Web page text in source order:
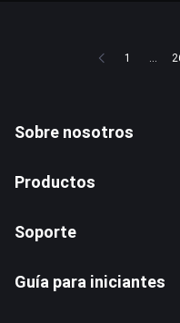
1 ...
Sobre nosotros
Productos
Soporte
Guía para iniciantes